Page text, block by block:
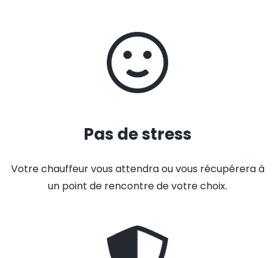
Pas de stress
Votre chauffeur vous attendra ou vous récupérera à
un point de rencontre de votre choix.